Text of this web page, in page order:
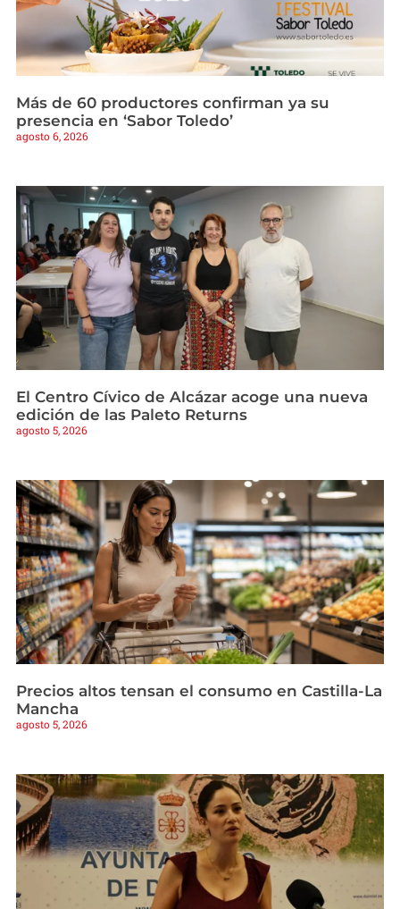
Más de 60 productores confirman ya su
presencia en ‘Sabor Toledo’
agosto 6, 2026
El Centro Cívico de Alcázar acoge una nueva
edición de las Paleto Returns
agosto 5, 2026
Precios altos tensan el consumo en Castilla-La
Mancha
agosto 5, 2026